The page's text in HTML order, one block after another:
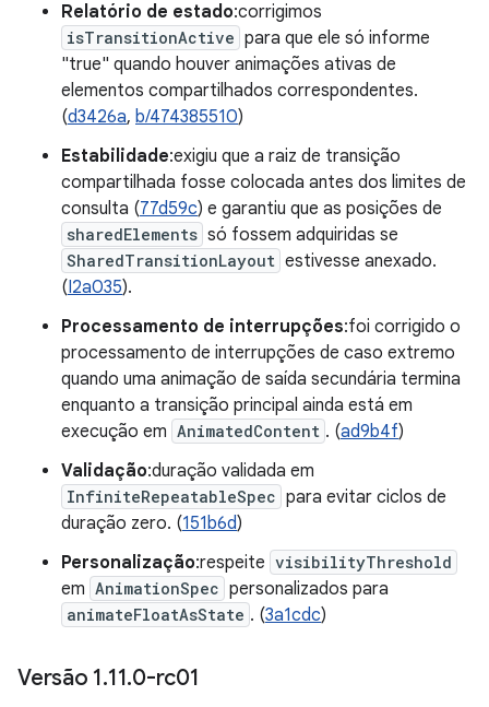
Relatório de estado:corrigimos
isTransitionActive para que ele só informe
"true" quando houver animações ativas de
elementos compartilhados correspondentes.
(d3426a, b/474385510)
Estabilidade:exigiu que a raiz de transição
compartilhada fosse colocada antes dos limites de
consulta (77d59c) e garantiu que as posições de
sharedElements só fossem adquiridas se
SharedTransitionLayout estivesse anexado.
(I2a035).
Processamento de interrupções:foi corrigido o
processamento de interrupções de caso extremo
quando uma animação de saída secundária termina
enquanto a transição principal ainda está em
execução em AnimatedContent . (ad9b4f)
Validação:duração validada em
InfiniteRepeatableSpec para evitar ciclos de
duração zero. (151b6d)
Personalização:respeite visibilityThreshold
em AnimationSpec personalizados para
animateFloatAsState . (3a1cdc)
Versão 1.11.0-rc01